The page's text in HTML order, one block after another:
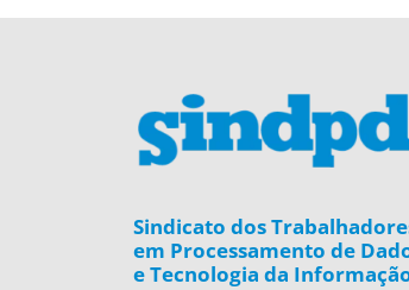
Sindicato dos
em Processamento de
e Tecnologia da